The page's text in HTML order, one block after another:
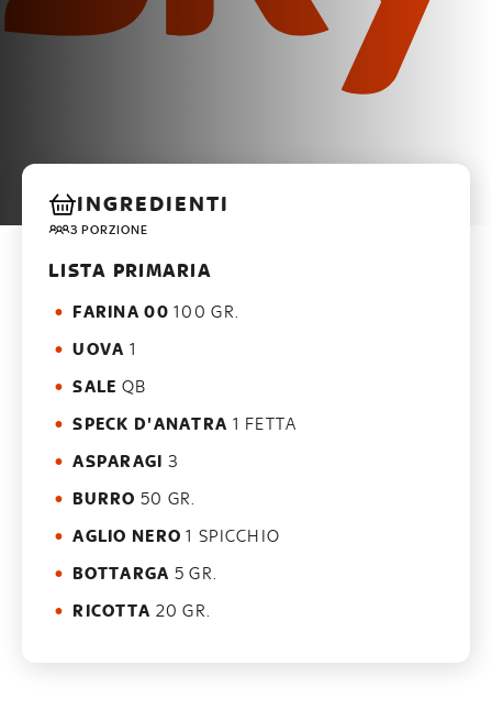
INGREDIENTI
3 PORZIONE
LISTA PRIMARIA
FARINA 00 100 GR.
UOVA 1
SALE QB
SPECK D'ANATRA 1 FETTA
ASPARAGI 3
BURRO 50 GR.
AGLIO NERO 1 SPICCHIO
BOTTARGA 5 GR.
RICOTTA 20 GR.